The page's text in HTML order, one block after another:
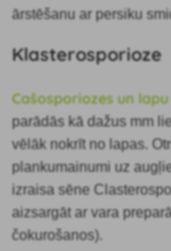
ārstēšanu ar persiku
Klasterosporioze
Cašosporiozes un
parādās kā dažus mm
vēlāk nokrīt no lapas.
plankumainumi uz
izraisa sēne
aizsargāt ar vara
čokurošanos).